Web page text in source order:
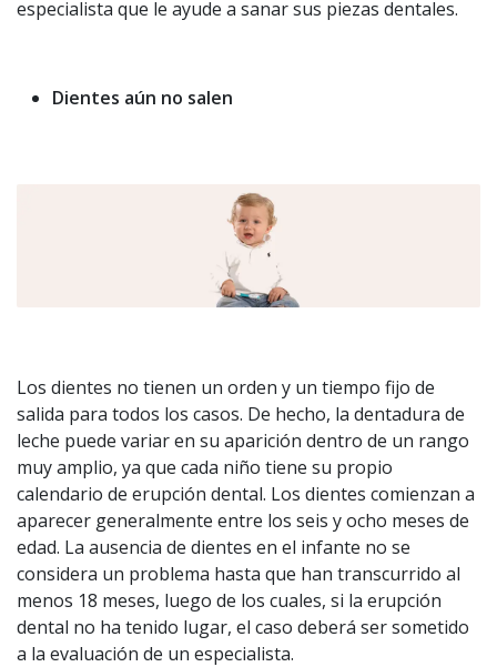
especialista que le ayude a sanar sus piezas dentales.
Dientes aún no salen
Los dientes no tienen un orden y un tiempo fijo de
salida para todos los casos. De hecho, la dentadura de
leche puede variar en su aparición dentro de un rango
muy amplio, ya que cada niño tiene su propio
calendario de erupción dental. Los dientes comienzan a
aparecer generalmente entre los seis y ocho meses de
edad. La ausencia de dientes en el infante no se
considera un problema hasta que han transcurrido al
menos 18 meses, luego de los cuales, si la erupción
dental no ha tenido lugar, el caso deberá ser sometido
a la evaluación de un especialista.